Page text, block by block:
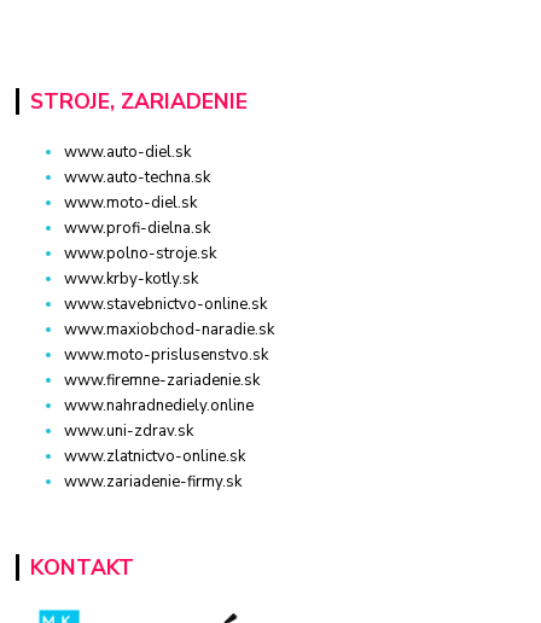
STROJE, ZARIADENIE
www.auto-diel.sk
www.auto-techna.sk
www.moto-diel.sk
www.profi-dielna.sk
www.polno-stroje.sk
www.krby-kotly.sk
www.stavebnictvo-online.sk
www.maxiobchod-naradie.sk
www.moto-prislusenstvo.sk
www.firemne-zariadenie.sk
www.nahradnediely.online
www.uni-zdrav.sk
www.zlatnictvo-online.sk
www.zariadenie-firmy.sk
KONTAKT